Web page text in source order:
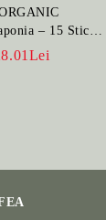
– 15 Stick-